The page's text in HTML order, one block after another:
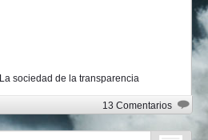
La sociedad de la transparencia
13 Comentarios